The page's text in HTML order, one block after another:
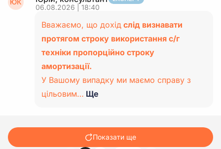
ЮК
06.08.2026 | 18:40
Вважаємо, що дохід слід визнавати
протягом строку використання с/г
техніки пропорційно строку
амортизації.
У Вашому випадку ми маємо справу з
цільовим… Ще
Показати ще